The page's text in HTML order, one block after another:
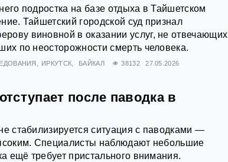
подростка на базе отдыха в Тайшетском
Тайшетский городской суд признал
виновной в оказании услуг, не отвечающих
по неосторожности смерть человека.
ИРКУТСК БАЙКАЛ 38132 27.05.2026
после паводка в
стабилизируется ситуация с паводками —
Специалисты наблюдают небольшие
ещё требует пристального внимания.